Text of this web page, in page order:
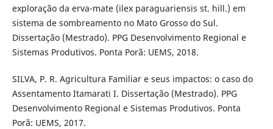
exploração da erva-mate (ilex paraguariensis st. hill.) em
sistema de sombreamento no Mato Grosso do Sul.
Dissertação (Mestrado). PPG Desenvolvimento Regional e
Sistemas Produtivos. Ponta Porã: UEMS, 2018.
SILVA, P. R. Agricultura Familiar e seus impactos: o caso do
Assentamento Itamarati I. Dissertação (Mestrado). PPG
Desenvolvimento Regional e Sistemas Produtivos. Ponta
Porã: UEMS, 2017.